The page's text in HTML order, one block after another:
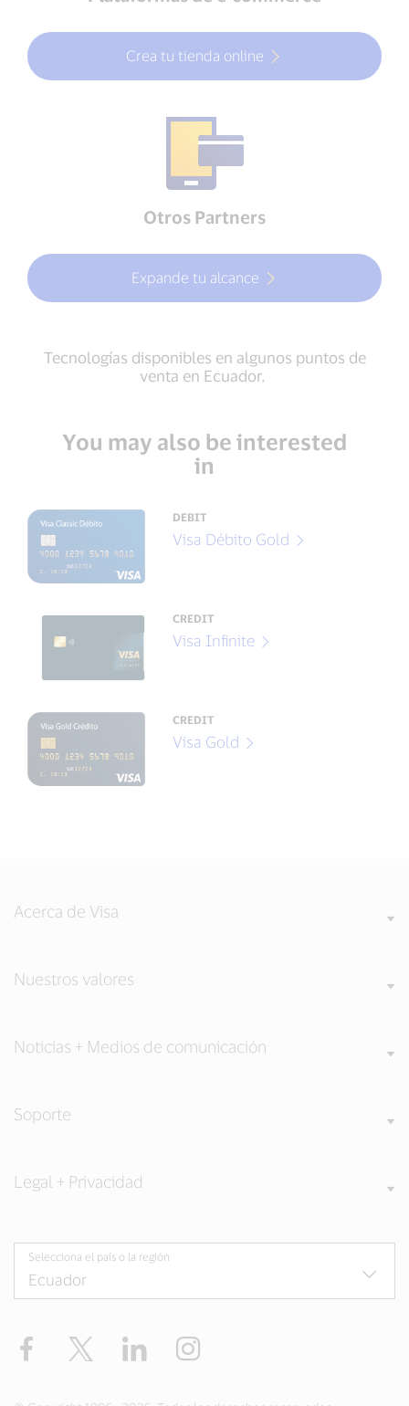
Crea tu tienda online
Otros Partners
Expande tu alcance
Tecnologías disponibles en algunos puntos de
venta en Ecuador.
You may also be interested
in
DEBIT
Visa Débito Gold
CREDIT
Visa Infinite
CREDIT
Visa Gold
Acerca de Visa
Nuestros valores
Noticias + Medios de comunicación
Soporte
Legal + Privacidad
Selecciona el país o la región
Facebook Twitter LinkedIn